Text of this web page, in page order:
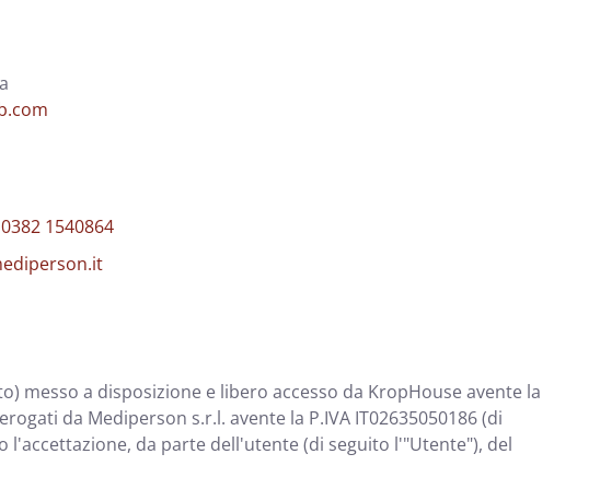
1540864
messo a disposizione e libero accesso da KropHouse avente la
da Mediperson s.r.l. avente la P.IVA IT02635050186 (di
l'accettazione, da parte dell'utente (di seguito l'"Utente"), del